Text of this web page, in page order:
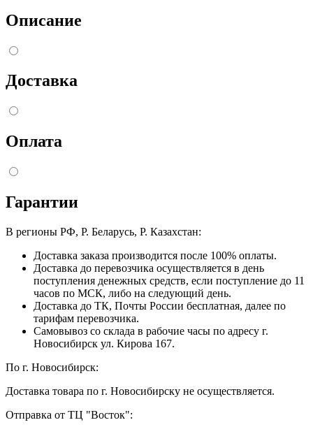
Описание
Доставка
Оплата
Гарантии
В регионы РФ, Р. Беларусь, Р. Казахстан:
Доставка заказа производится после 100% оплаты.
Доставка до перевозчика осуществляется в день
поступления денежных средств, если поступление до 11
часов по МСК, либо на следующий день.
Доставка до ТК, Почты России бесплатная, далее по
тарифам перевозчика.
Самовывоз со склада в рабочие часы по адресу г.
Новосибирск ул. Кирова 167.
По г. Новосибирск:
Доставка товара по г. Новосибирску не осуществляется.
Отправка от ТЦ "Восток":